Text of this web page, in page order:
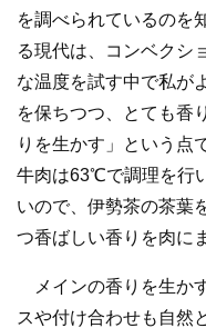
を調べられているのを
る現代は、コンベクシ
な温度を試す中で私が
を保ちつつ、とても香
りを生かす」という点
牛肉は63℃で調理を行
いので、伊勢茶の茶葉
つ香ばしい香りを肉に
メインの香りを生か
スや付け合わせも自然